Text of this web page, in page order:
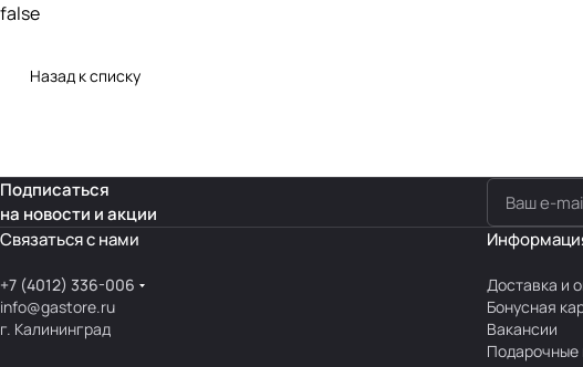
false
Назад к списку
Подписаться
на новости и акции
Связаться с нами
+7 (4012) 336-006
info@gastore.ru
г. Калининград
Доставка и
Бонусная
Вакансии
Подарочные